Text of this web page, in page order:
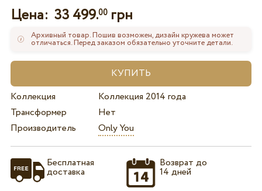
Цена: 33 499.00грн
Архивный товар. Пошив возможен, дизайн кружева может
отличаться. Перед заказом обязательно уточните детали.
Коллекция
Коллекция 2014 года
Трансформер
Нет
Производитель
Only You
Бесплатная
доставка
Возврат до
14 дней